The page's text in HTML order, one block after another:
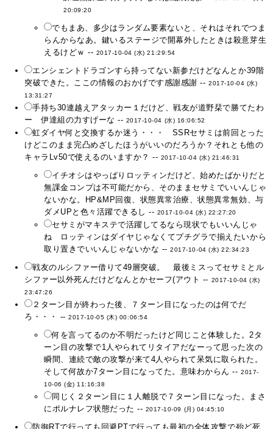
20:09:20
でもまあ、多少はランダム要素ないと、それはそれでつま
らんからなあ。鍵いるステージで開幕外したときは殺意芽生
えるけどｗ -- 2017-10-04 (水) 21:29:54
エンシェントドラゴンすら持ってない新参だけどなんとか39階
突破できた。ここの情報のおかげです感謝感謝 -- 2017-10-04 (水)
13:31:27
手持ち30連越えアタッカー１だけど、戦友が道野栞で勝てたわ
ー 伊達組の力すげーな -- 2017-10-04 (水) 16:06:52
虹ダイヤ何と交換するか迷う・・・ SSRセサミは前回とった
けどこのまま完凸めざしたほうがいいのだろうか？それとも他の
キャラLv50で使えるのいますか？ -- 2017-10-04 (水) 21:46:31
イチオシはやっぱりロッティンだけど、始めたばかりだと
無課金コンプは不可能だから、そのままセサミでいいんじゃ
ないかな。HP&MP回復、状態異常治療、状態異常無効、与
ダメUPと色々活躍できるし -- 2017-10-04 (水) 22:27:20
セサミがマキステで活躍してるなら現状でもいいんじゃ
ね ロッティンはダイヤじゃなくてプチグラで揃えたいから
取り置きでいいんじゃないかな --2017-10-04 (水) 22:34:23
戦友のルシファー借りて49層突破。 最後ミスってセサミとル
シファー以外死んだけどなんとかセーフ(アウト -- 2017-10-04 (水)
23:47:26
２ターン目が終わった後、７ターン目になったのは何でだ
ろ・・・ --2017-10-05 (木) 00:06:54
何を言ってるのか不明だったけど同じこと体験した。2タ
ーン目の攻撃で1人やられてリタイアだなーって思った次の
瞬間、連続で敵の攻撃が来て4人やられて呆気に取られた。
そして何故か7ターン目になってた。意味わからん --2017-
10-06 (金) 11:16:38
同じく２ターン目に１人離脱で７ターン目になった。まさ
にポルナレフ状態だった -- 2017-10-09 (月) 04:45:10
防御RTで行っても回避PTで行っても最初の全体攻撃で殆ど死